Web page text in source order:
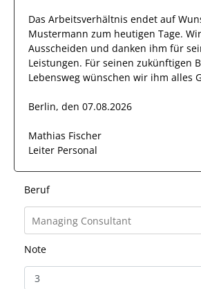
Das Arbeitsverhältnis endet auf
Mustermann zum heutigen Tage.
Ausscheiden und danken ihm für
Leistungen. Für seinen zukünftigen
Lebensweg wünschen wir ihm alles
Berlin, den 07.08.2026
Mathias Fischer
Leiter Personal
Beruf
Note